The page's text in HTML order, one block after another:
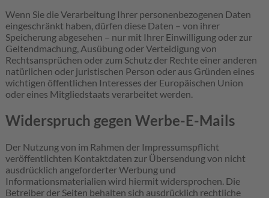
Wenn Sie die Verarbeitung Ihrer personenbezogenen Daten
eingeschränkt haben, dürfen diese Daten – von ihrer
Speicherung abgesehen – nur mit Ihrer Einwilligung oder zur
Geltendmachung, Ausübung oder Verteidigung von
Rechtsansprüchen oder zum Schutz der Rechte einer anderen
natürlichen oder juristischen Person oder aus Gründen eines
wichtigen öffentlichen Interesses der Europäischen Union
oder eines Mitgliedstaats verarbeitet werden.
Widerspruch gegen Werbe-E-Mails
Der Nutzung von im Rahmen der Impressumspflicht
veröffentlichten Kontaktdaten zur Übersendung von nicht
ausdrücklich angeforderter Werbung und
Informationsmaterialien wird hiermit widersprochen. Die
Betreiber der Seiten behalten sich ausdrücklich rechtliche